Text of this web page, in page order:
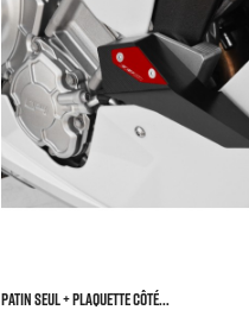


Patin Seul + Plaquette Côté...